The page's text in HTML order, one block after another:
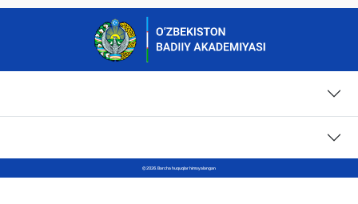
© 2026. Barcha huquqlar himoyalangan